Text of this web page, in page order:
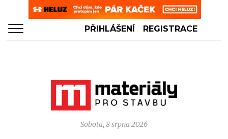
PŘIHLÁŠENÍ REGISTRACE
Sobota, 8 srpna 2026